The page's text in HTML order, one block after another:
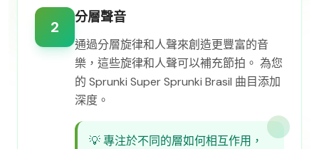
2
分層聲音
通過分層旋律和人聲來創造更豐富的音
樂，這些旋律和人聲可以補充節拍。 為您
的 Sprunki Super Sprunki Brasil 曲目添加
深度。
💡專注於不同的層如何相互作用，